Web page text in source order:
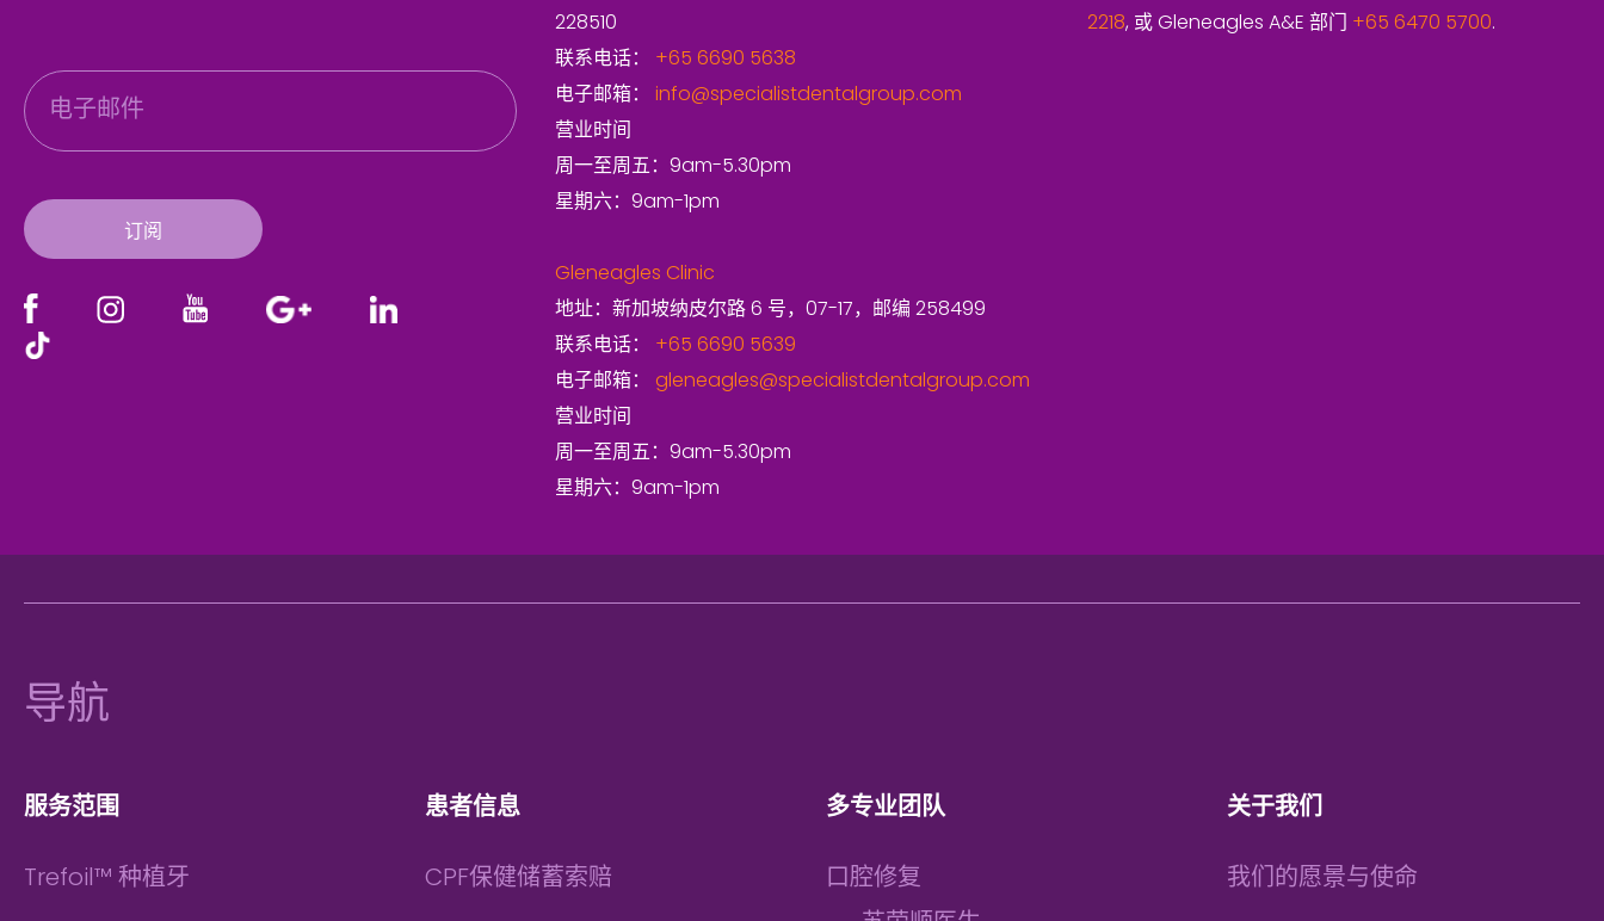
电
邮
订阅
228510
联系电话： +65 6690 5638
电子邮箱： info@specialistdentalgroup.com
营业时间
周一至周五：9am-5.30pm
星期六：9am-1pm
Gleneagles Clinic
地址：新加坡纳皮尔路 6 号，07-17，邮编 258499
联系电话： +65 6690 5639
电子邮箱： gleneagles@specialistdentalgroup.com
营业时间
周一至周五：9am-5.30pm
星期六：9am-1pm
2218, 或 Gleneagles A&E 部门 +65 6470 5700.
脚
导航
服务范围
Trefoil™ 种植牙
患者信息
CPF保健储蓄索赔
多专业团队
口腔修复
关于我们
我们的愿景与使命